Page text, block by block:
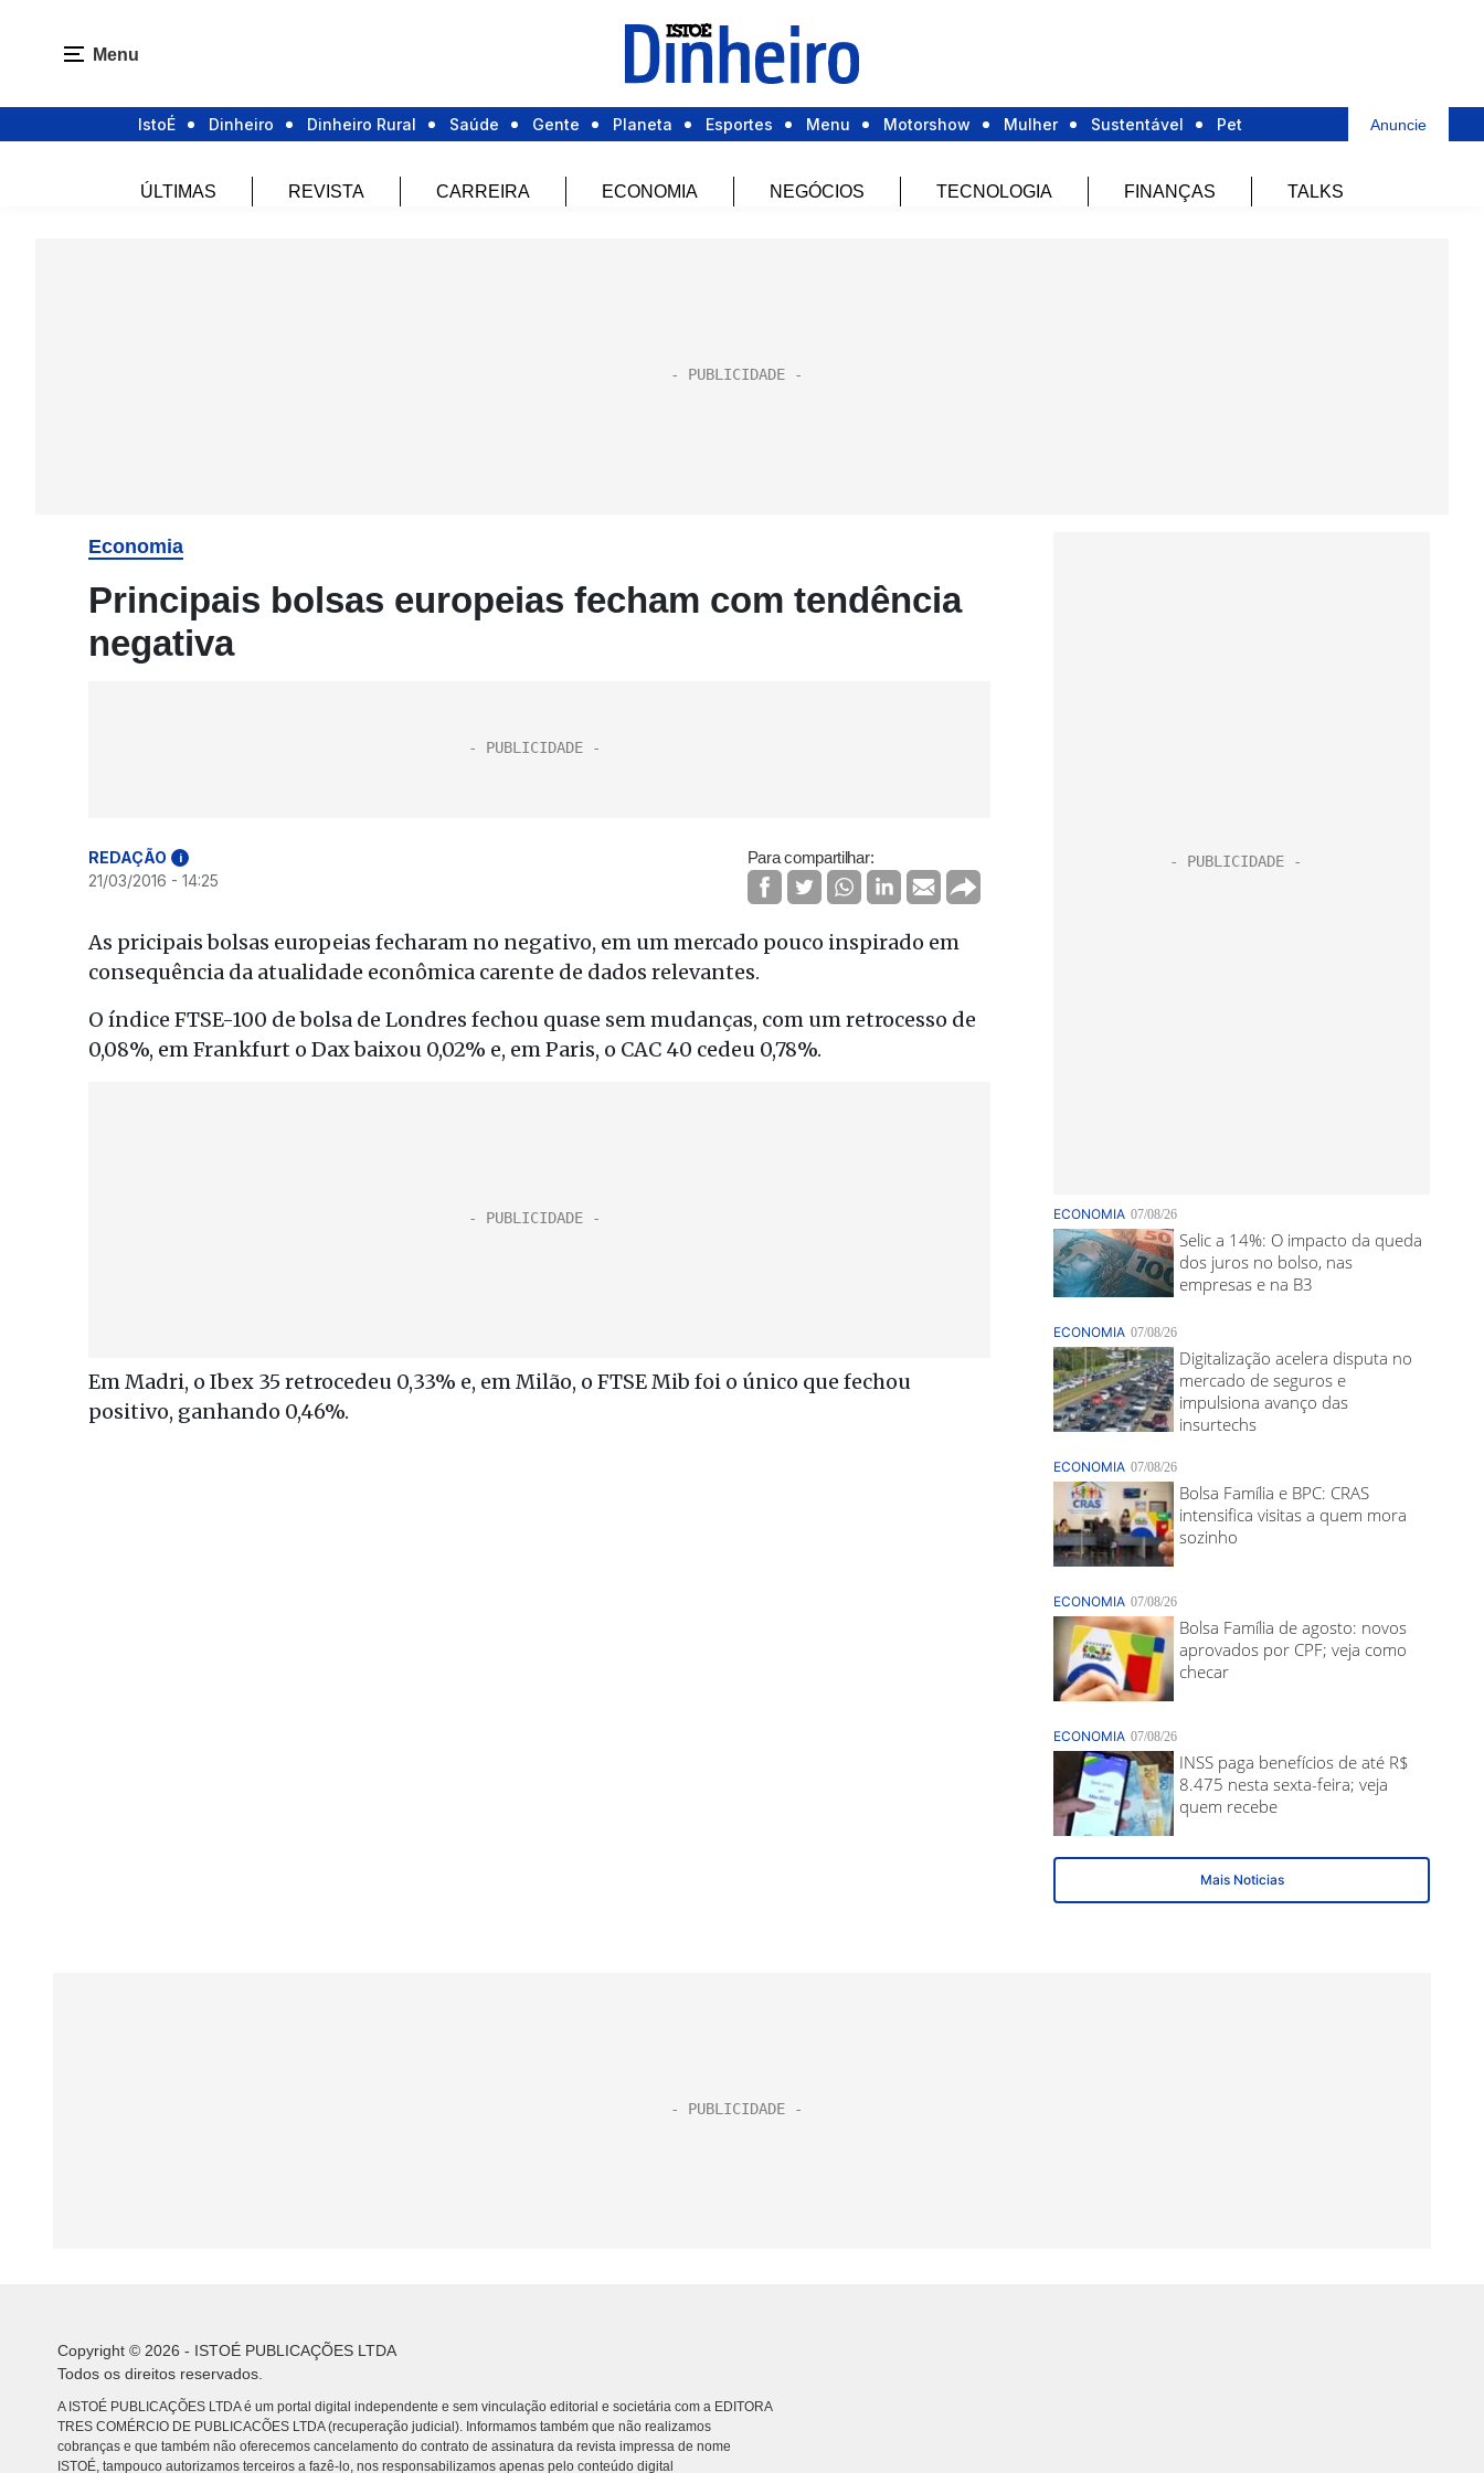
Menu
IstoÉ Dinheiro Dinheiro Rural Saúde Gente Planeta Esportes Menu Motorshow Mulher Sustentável Pet Anuncie
ÚLTIMAS REVISTA CARREIRA ECONOMIA NEGÓCIOS TECNOLOGIA FINANÇAS TALKS
Economia
Principais bolsas europeias fecham com tendência
negativa
REDAÇÃO i
21/03/2016 - 14:25
Para compartilhar:
As pricipais bolsas europeias fecharam no negativo, em um mercado pouco inspirado em
consequência da atualidade econômica carente de dados relevantes.
O índice FTSE-100 de bolsa de Londres fechou quase sem mudanças, com um retrocesso de
0,08%, em Frankfurt o Dax baixou 0,02% e, em Paris, o CAC 40 cedeu 0,78%.
Em Madri, o Ibex 35 retrocedeu 0,33% e, em Milão, o FTSE Mib foi o único que fechou
positivo, ganhando 0,46%.
Copyright © 2026 - ISTOÉ PUBLICAÇÕES LTDA
Todos os direitos reservados.
A ISTOÉ PUBLICAÇÕES LTDA é um portal digital independente e sem vinculação editorial e societária com a EDITORA
TRES COMÉRCIO DE PUBLICACÕES LTDA (recuperação judicial). Informamos também que não realizamos
cobranças e que também não oferecemos cancelamento do contrato de assinatura da revista impressa de nome
ISTOÉ, tampouco autorizamos terceiros a fazê-lo, nos responsabilizamos apenas pelo conteúdo digital